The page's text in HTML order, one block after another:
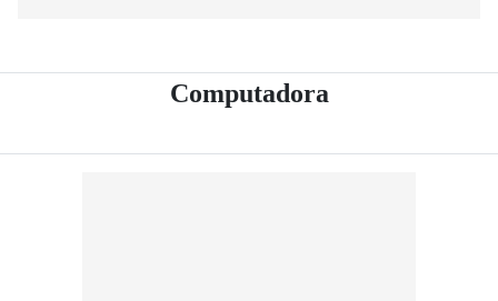
Computadora- Periódico El